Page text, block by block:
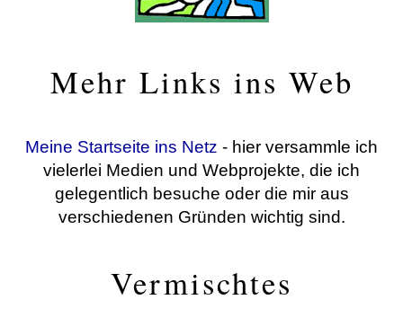
Mehr Links ins Web
Meine Startseite ins Netz - hier versammle ich
vielerlei Medien und Webprojekte, die ich
gelegentlich besuche oder die mir aus
verschiedenen Gründen wichtig sind.
Vermischtes